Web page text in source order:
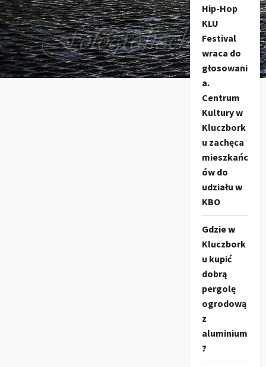
Hip-Hop
KLU
Festival
wraca do
głosowani
a.
Centrum
Kultury w
Kluczbork
u zachęca
mieszkańc
ów do
udziału w
KBO
Gdzie w
Kluczbork
u kupić
dobrą
pergolę
ogrodową
z
aluminium
?